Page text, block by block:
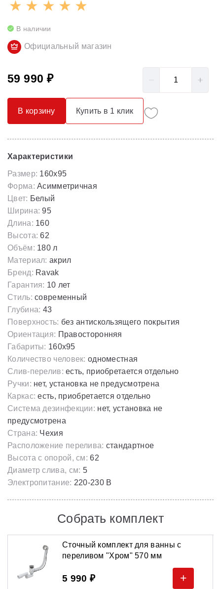
В наличии
Официальный магазин
59 990 ₽
В корзину Купить в 1 клик
Характеристики
Размер: 160x95
Форма: Асимметричная
Цвет: Белый
Ширина: 95
Длина: 160
Высота: 62
Объём: 180 л
Материал: акрил
Бренд: Ravak
Гарантия: 10 лет
Стиль: современный
Глубина: 43
Поверхность: без антискользящего покрытия
Ориентация: Правосторонняя
Габариты: 160х95
Количество человек: одноместная
Слив-перелив: есть, приобретается отдельно
Ручки: нет, установка не предусмотрена
Каркас: есть, приобретается отдельно
Система дезинфекции:
предусмотрена
Страна: Чехия
Расположение перелива: стандартное
Высота с опорой, см: 62
Диаметр слива, см: 5
Электропитание: 220-230 В
Собрать комплект
Сточный комплект для ванны с
переливом "Хром" 570 мм
5 990 ₽ +